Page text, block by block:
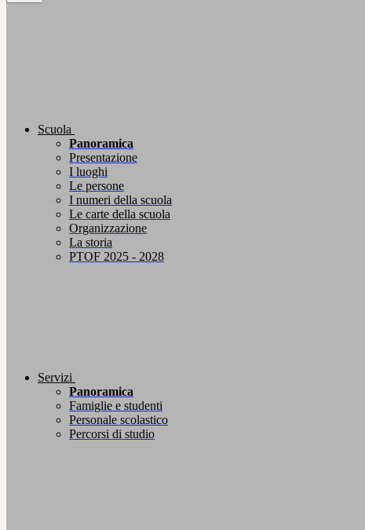
Scuola
Panoramica
Presentazione
I luoghi
Le persone
I numeri della scuola
Le carte della scuola
Organizzazione
La storia
PTOF 2025 - 2028
Servizi
Panoramica
Famiglie e studenti
Personale scolastico
Percorsi di studio